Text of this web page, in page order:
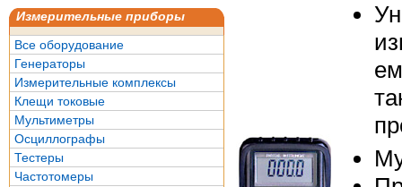
Измерительные приборы
Все оборудование
Генераторы
Измерительные комплексы
Клещи токовые
Мультиметры
Осциллографы
Тестеры
Частотомеры